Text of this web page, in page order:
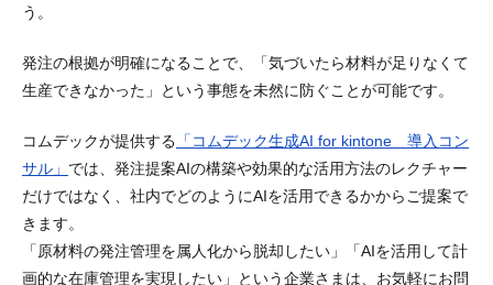
う。
発注の根拠が明確になることで、「気づいたら材料が足りなくて
生産できなかった」という事態を未然に防ぐことが可能です。
コムデックが提供する 「コムデック生成AI for kintone 導入コン
サル」 では、発注提案AIの構築や効果的な活用方法のレクチャー
だけではなく、社内でどのようにAIを活用できるかからご提案で
きます。
「原材料の発注管理を属人化から脱却したい」「AIを活用して計
画的な在庫管理を実現したい」という企業さまは、お気軽にお問